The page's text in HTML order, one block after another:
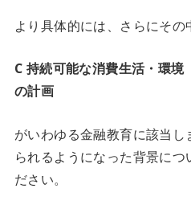
より具体的には、さらにその
C 持続可能な消費生活・
の計画
がいわゆる金融教育に該当
られるようになった背景につ
ださい。